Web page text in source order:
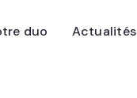
duo Actualités